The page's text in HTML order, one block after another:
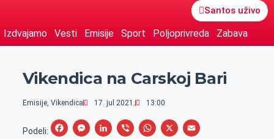
Santos uživo
Izdvajamo Vesti Emisije Sport Poljoprivreda Zabava
Vikendica na Carskoj Bari
Emisije, Vikendica 17. jul 2021. 13:00
Podeli:
F
M
L
V
W
X
E